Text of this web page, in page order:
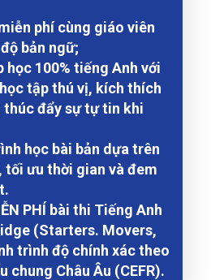
phí cùng giáo viên
bản ngữ;
học 100% tiếng Anh với
tập thú vị, kích thích
đẩy sự tự tin khi
học bài bản dựa trên
tối ưu thời gian và đem
PHÍ bài thi Tiếng Anh
(Starters. Movers,
trình độ chính xác theo
chung Châu Âu (CEFR).